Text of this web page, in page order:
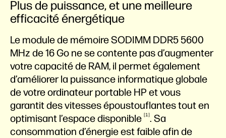
Plus de puissance, et une meilleure
efficacité énergétique
Le module de mémoire SODIMM DDR5 5600
MHz de 16 Go ne se contente pas d’augmenter
votre capacité de RAM, il permet également
d’améliorer la puissance informatique globale
de votre ordinateur portable HP et vous
garantit des vitesses époustouflantes tout en
optimisant l’espacedisponible 1 . Sa
consommation d’énergie est faible afin de